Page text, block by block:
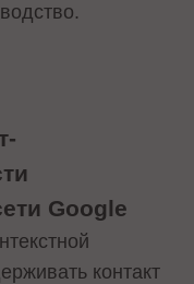
Google
контакт